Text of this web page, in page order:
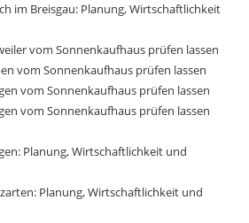
im Breisgau: Planung, Wirtschaftlichkeit
vom Sonnenkaufhaus prüfen lassen
vom Sonnenkaufhaus prüfen lassen
vom Sonnenkaufhaus prüfen lassen
vom Sonnenkaufhaus prüfen lassen
Planung, Wirtschaftlichkeit und
Planung, Wirtschaftlichkeit und